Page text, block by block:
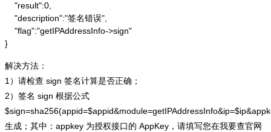
    "result":0,
    "description":"签名错误",
    "flag":"getIPAddressInfo->sign"
}
解决方法：
1）请检查 sign 签名计算是否正确；
2）签名 sign 根据公式
生成；其中：appkey 为授权接口的 AppKey，请填写您在我要查官网